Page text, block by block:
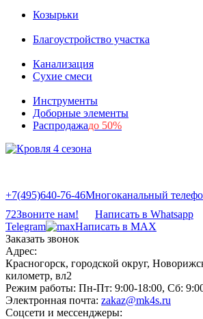
Козырьки
Благоустройство участка
Канализация
Сухие смеси
Инструменты
Доборные элементы
Распродажадо 50%
+7(495)640-76-46Многоканальный
72Звоните нам! Написать в Whatsapp
Telegram
Написать в MAX
Заказать звонок
Адрес:
Красногорск, городской округ,
километр, вл2
Режим работы: Пн-Пт: 9:00-18:00, Сб:
Электронная почта: zakaz@mk4s.ru
Соцсети и мессенджеры: